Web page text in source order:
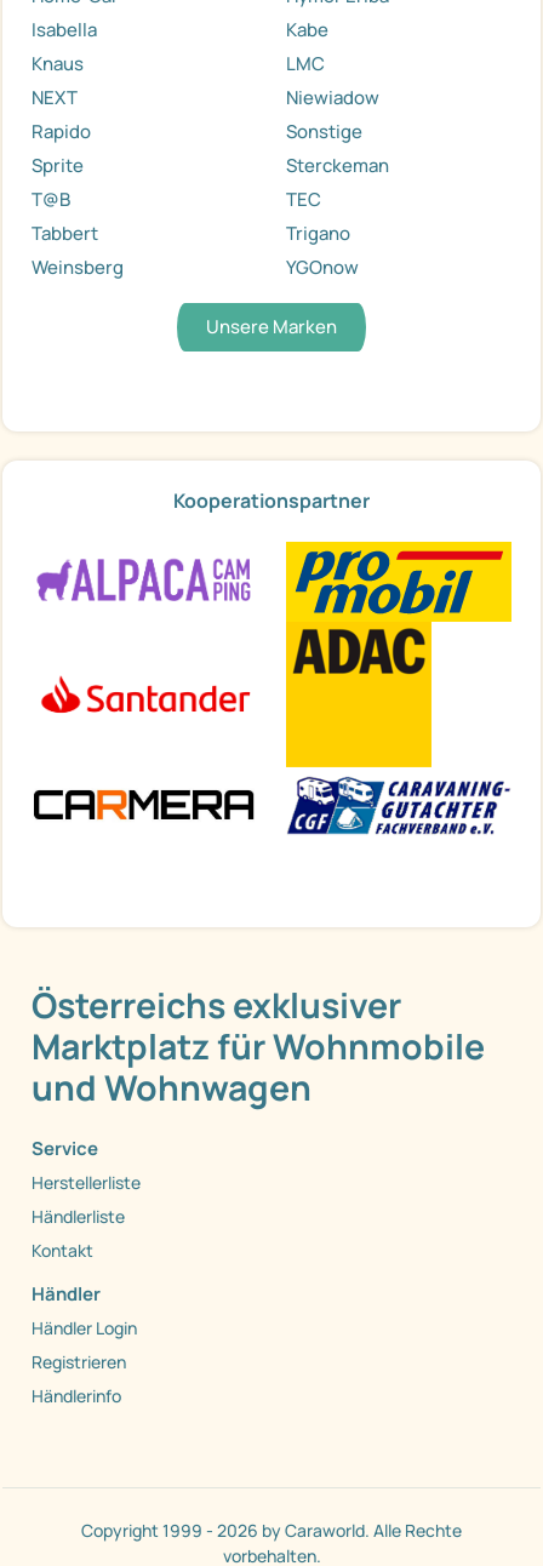
Isabella
Kabe
Knaus
LMC
NEXT
Niewiadow
Rapido
Sonstige
Sprite
Sterckeman
T@B
TEC
Tabbert
Trigano
Weinsberg
YGOnow
Unsere Marken
Kooperationspartner
Österreichs exklusiver
Marktplatz für Wohnmobile
und Wohnwagen
Service
Herstellerliste
Händlerliste
Kontakt
Händler
Händler Login
Registrieren
Händlerinfo
Copyright 1999 - 2026 by Caraworld. Alle Rechte
vorbehalten.